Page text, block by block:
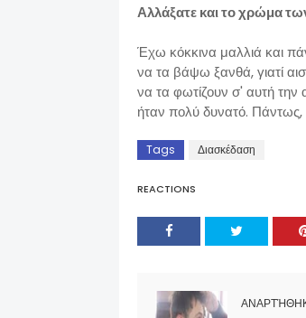
Αλλάξατε και το χρώμα
Έχω κόκκινα μαλλιά και
να τα βάψω ξανθά, γιατί
να τα φωτίζουν σ' αυτή την
ήταν πολύ δυνατό.
Tags Διασκέδαση
REACTIONS